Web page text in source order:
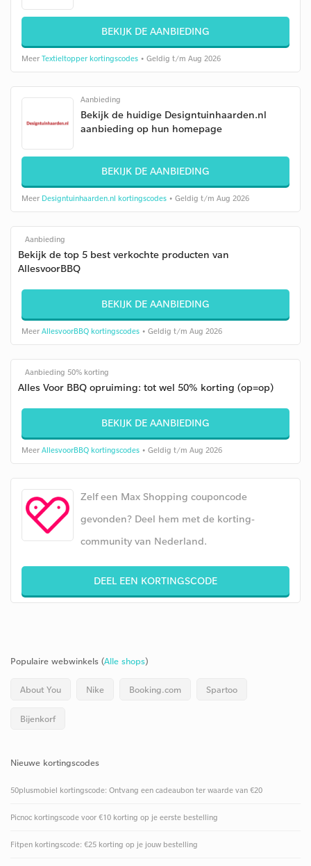
BEKIJK DE AANBIEDING
Meer Textieltopper kortingscodes • Geldig t/m Aug 2026
Aanbieding
Bekijk de huidige Designtuinhaarden.nl
aanbieding op hun homepage
BEKIJK DE AANBIEDING
Meer Designtuinhaarden.nl kortingscodes • Geldig t/m Aug 2026
Aanbieding
Bekijk de top 5 best verkochte producten van
AllesvoorBBQ
BEKIJK DE AANBIEDING
Meer AllesvoorBBQ kortingscodes • Geldig t/m Aug 2026
Aanbieding 50% korting
Alles Voor BBQ opruiming: tot wel 50% korting (op=op)
BEKIJK DE AANBIEDING
Meer AllesvoorBBQ kortingscodes • Geldig t/m Aug 2026
Zelf een Max Shopping couponcode
gevonden? Deel hem met de korting-
community van Nederland.
DEEL EEN KORTINGSCODE
Populaire webwinkels (Alle shops)
About You Nike Booking.com Spartoo
Bijenkorf
Nieuwe kortingscodes
50plusmobiel kortingscode: Ontvang een cadeaubon ter waarde van €20
Picnoc kortingscode voor €10 korting op je eerste bestelling
Fitpen kortingscode: €25 korting op je jouw bestelling